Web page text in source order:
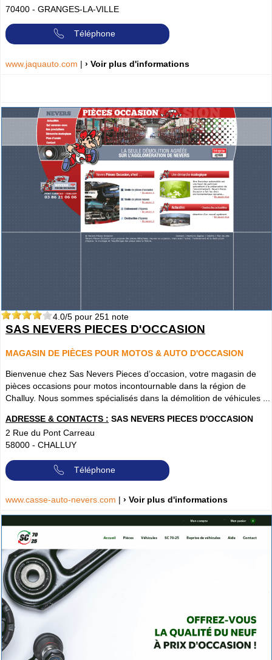
70400 - GRANGES-LA-VILLE
Téléphone
www.jaquauto.com | › Voir plus d'informations
4.0/5 pour 251 note
SAS NEVERS PIECES D'OCCASION
MAGASIN DE PIÈCES POUR MOTOS & AUTO D'OCCASION
Bienvenue chez Sas Nevers Pieces d’occasion, votre magasin de
pièces occasions pour motos incontournable dans la région de
Challuy. Nous sommes spécialisés dans la démolition de véhicules ...
ADRESSE & CONTACTS : SAS NEVERS PIECES D'OCCASION
2 Rue du Pont Carreau
58000 - CHALLUY
Téléphone
www.casse-auto-nevers.com | › Voir plus d'informations